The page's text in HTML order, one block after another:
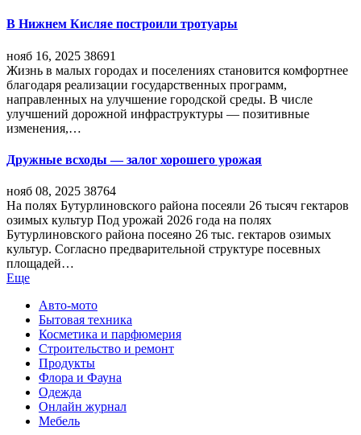
В Нижнем Кисляе построили тротуары
нояб 16, 2025 38691
Жизнь в малых городах и поселениях становится комфортнее
благодаря реализации государственных программ,
направленных на улучшение городской среды. В числе
улучшений дорожной инфраструктуры — позитивные
изменения,…
Дружные всходы — залог хорошего урожая
нояб 08, 2025 38764
На полях Бутурлиновского района посеяли 26 тысяч гектаров
озимых культур Под урожай 2026 года на полях
Бутурлиновского района посеяно 26 тыс. гектаров озимых
культур. Согласно предварительной структуре посевных
площадей…
Еще
Авто-мото
Бытовая техника
Косметика и парфюмерия
Строительство и ремонт
Продукты
Флора и Фауна
Одежда
Онлайн журнал
Мебель